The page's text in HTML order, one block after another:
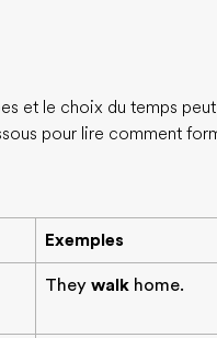
et le choix du temps
pour lire comment
Exemples
They walk home.